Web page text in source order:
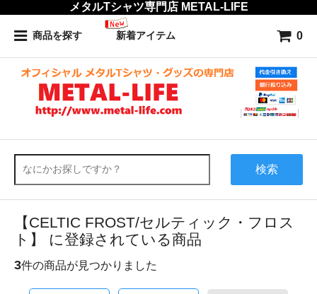
メタルTシャツ専門店 METAL-LIFE
商品を探す 新着アイテム 0
検索
【CELTIC FROST/セルティック・フロス
ト】 に登録されている商品
3件の商品が見つかりました